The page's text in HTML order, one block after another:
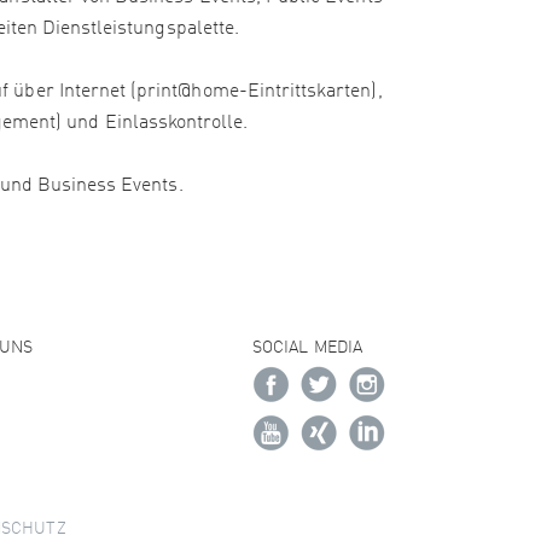
Dienstleistungspalette.
über Internet (print@home-Eintrittskarten),
und Einlasskontrolle.
Business Events.
SOCIAL MEDIA